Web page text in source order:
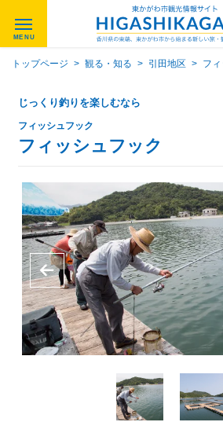
トップページ > 観る・知る > 引田地区 > フ
じっくり釣りを楽しむなら
フィッシュフック
フィッシュフック